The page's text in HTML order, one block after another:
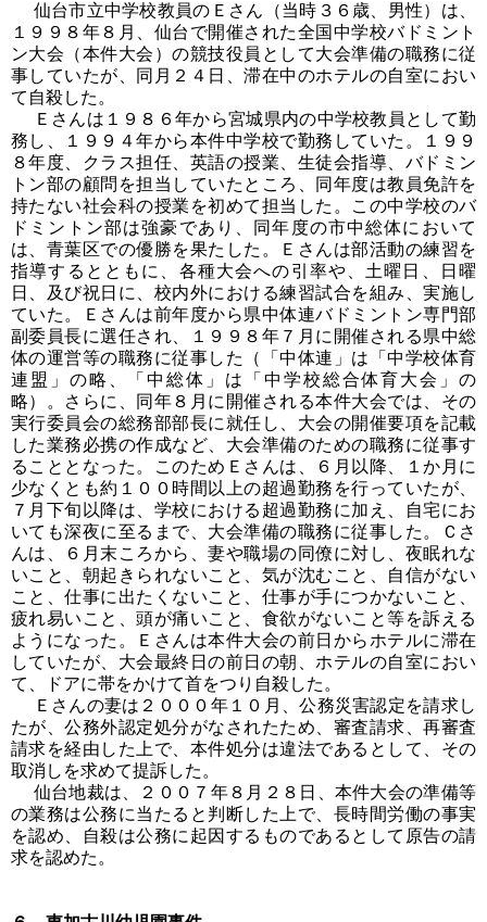
仙台市立中学校教員のＥさん（当時３６歳、男性）は、
１９９８年８月、仙台で開催された全国中学校バドミント
ン大会（本件大会）の競技役員として大会準備の職務に従
事していたが、同月２４日、滞在中のホテルの自室におい
て自殺した。
Ｅさんは１９８６年から宮城県内の中学校教員として勤
務し、１９９４年から本件中学校で勤務していた。１９９
８年度、クラス担任、英語の授業、生徒会指導、バドミン
トン部の顧問を担当していたところ、同年度は教員免許を
持たない社会科の授業を初めて担当した。この中学校のバ
ドミントン部は強豪であり、同年度の市中総体において
は、青葉区での優勝を果たした。Ｅさんは部活動の練習を
指導するとともに、各種大会への引率や、土曜日、日曜
日、及び祝日に、校内外における練習試合を組み、実施し
ていた。Ｅさんは前年度から県中体連バドミントン専門部
副委員長に選任され、１９９８年７月に開催される県中総
体の運営等の職務に従事した（「中体連」は「中学校体育
連盟」の略、「中総体」は「中学校総合体育大会」の
略）。さらに、同年８月に開催される本件大会では、その
実行委員会の総務部部長に就任し、大会の開催要項を記載
した業務必携の作成など、大会準備のための職務に従事す
ることとなった。このためＥさんは、６月以降、１か月に
少なくとも約１００時間以上の超過勤務を行っていたが、
７月下旬以降は、学校における超過勤務に加え、自宅にお
いても深夜に至るまで、大会準備の職務に従事した。Ｃさ
んは、６月末ころから、妻や職場の同僚に対し、夜眠れな
いこと、朝起きられないこと、気が沈むこと、自信がない
こと、仕事に出たくないこと、仕事が手につかないこと、
疲れ易いこと、頭が痛いこと、食欲がないこと等を訴える
ようになった。Ｅさんは本件大会の前日からホテルに滞在
していたが、大会最終日の前日の朝、ホテルの自室におい
て、ドアに帯をかけて首をつり自殺した。
Ｅさんの妻は２０００年１０月、公務災害認定を請求し
たが、公務外認定処分がなされたため、審査請求、再審査
請求を経由した上で、本件処分は違法であるとして、その
取消しを求めて提訴した。
仙台地裁は、２００７年８月２８日、本件大会の準備等
の業務は公務に当たると判断した上で、長時間労働の事実
を認め、自殺は公務に起因するものであるとして原告の請
求を認めた。